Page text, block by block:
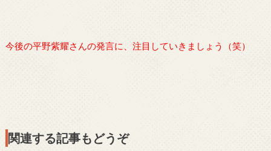
今後の平野紫耀さんの発言に、注目していきましょう（笑）
関連する記事もどうぞ